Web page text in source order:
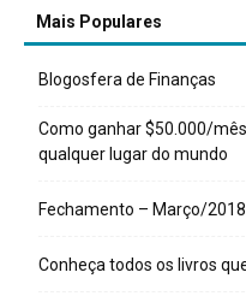
Mais Populares
Blogosfera de Finanças
Como ganhar $50.000/
qualquer lugar do mundo
Fechamento – Março/2018
Conheça todos os livros